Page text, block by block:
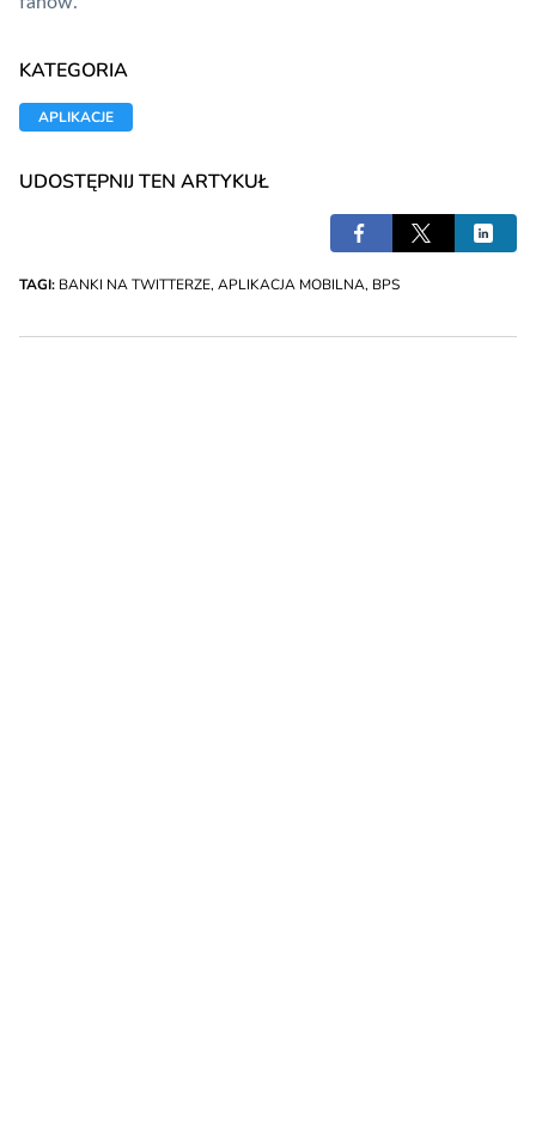
KATEGORIA
APLIKACJE
UDOSTĘPNIJ TEN ARTYKUŁ
TAGI: BANKI NA TWITTERZE, APLIKACJA MOBILNA, BPS